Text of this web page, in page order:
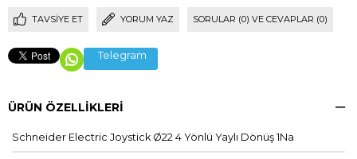
TAVSIYE ET YORUM YAZ SORULAR (0) VE CEVAPLAR (0)
Telegram
ÜRÜN ÖZELLIKLERI
Schneider Electric Joystick Ø22 4 Yönlü Yaylı Dönüş 1Na